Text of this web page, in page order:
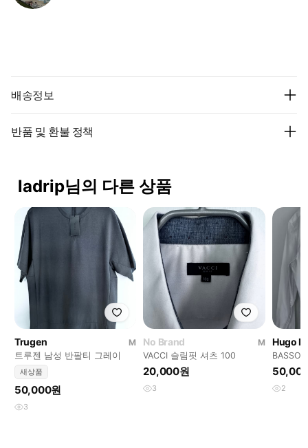
배송정보
반품 및 환불 정책
ladrip님의 다른 상품
Trugen
M
트루젠 남성 반팔티 그레이
새상품
50,000원
3
No Brand
M
VACCI 슬림핏 셔츠 100
20,000원
3
Hugo
BASSO
츠 100 (
2